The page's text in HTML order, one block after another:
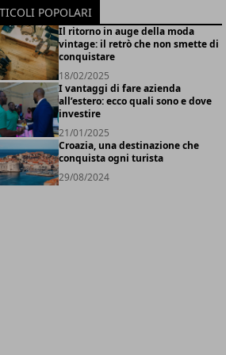
POPOLARI
Il ritorno in auge della moda
vintage: il retrò che non smette di
conquistare
18/02/2025
I vantaggi di fare azienda
all’estero: ecco quali sono e dove
investire
21/01/2025
Croazia, una destinazione che
conquista ogni turista
29/08/2024